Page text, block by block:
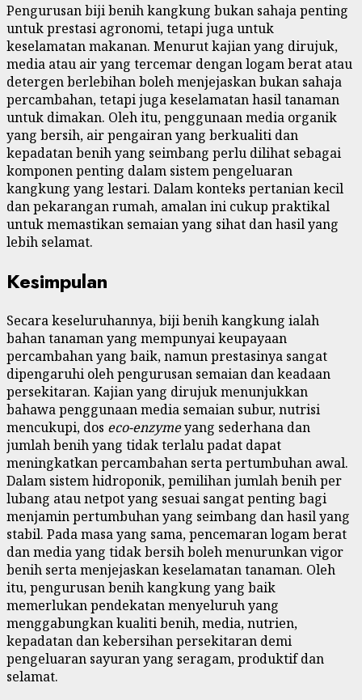
Pengurusan biji benih kangkung bukan sahaja penting
untuk prestasi agronomi, tetapi juga untuk
keselamatan makanan. Menurut kajian yang dirujuk,
media atau air yang tercemar dengan logam berat atau
detergen berlebihan boleh menjejaskan bukan sahaja
percambahan, tetapi juga keselamatan hasil tanaman
untuk dimakan. Oleh itu, penggunaan media organik
yang bersih, air pengairan yang berkualiti dan
kepadatan benih yang seimbang perlu dilihat sebagai
komponen penting dalam sistem pengeluaran
kangkung yang lestari. Dalam konteks pertanian kecil
dan pekarangan rumah, amalan ini cukup praktikal
untuk memastikan semaian yang sihat dan hasil yang
lebih selamat.
Kesimpulan
Secara keseluruhannya, biji benih kangkung ialah
bahan tanaman yang mempunyai keupayaan
percambahan yang baik, namun prestasinya sangat
dipengaruhi oleh pengurusan semaian dan keadaan
persekitaran. Kajian yang dirujuk menunjukkan
bahawa penggunaan media semaian subur, nutrisi
mencukupi, dos eco-enzymeyang sederhana dan
jumlah benih yang tidak terlalu padat dapat
meningkatkan percambahan serta pertumbuhan awal.
Dalam sistem hidroponik, pemilihan jumlah benih per
lubang atau netpot yang sesuai sangat penting bagi
menjamin pertumbuhan yang seimbang dan hasil yang
stabil. Pada masa yang sama, pencemaran logam berat
dan media yang tidak bersih boleh menurunkan vigor
benih serta menjejaskan keselamatan tanaman. Oleh
itu, pengurusan benih kangkung yang baik
memerlukan pendekatan menyeluruh yang
menggabungkan kualiti benih, media, nutrien,
kepadatan dan kebersihan persekitaran demi
pengeluaran sayuran yang seragam, produktif dan
selamat.